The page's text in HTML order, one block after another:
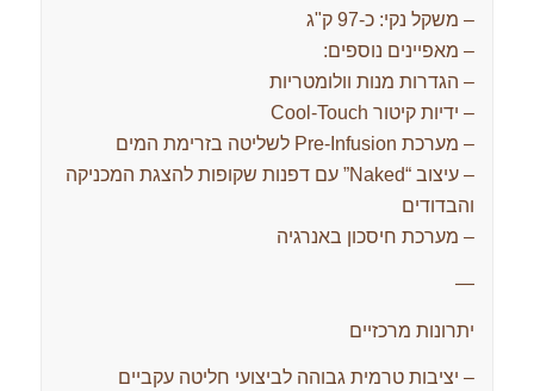
– משקל נקי: כ‑97 ק"ג
– מאפיינים נוספים:
– הגדרות מנות וולומטריות
– ידיות קיטור Cool‑Touch
– מערכת Pre‑Infusion לשליטה בזרימת המים
– עיצוב “Naked” עם דפנות שקופות להצגת המכניקה
והבדודים
– מערכת חיסכון באנרגיה
—
יתרונות מרכזיים
– יציבות טרמית גבוהה לביצועי חליטה עקביים